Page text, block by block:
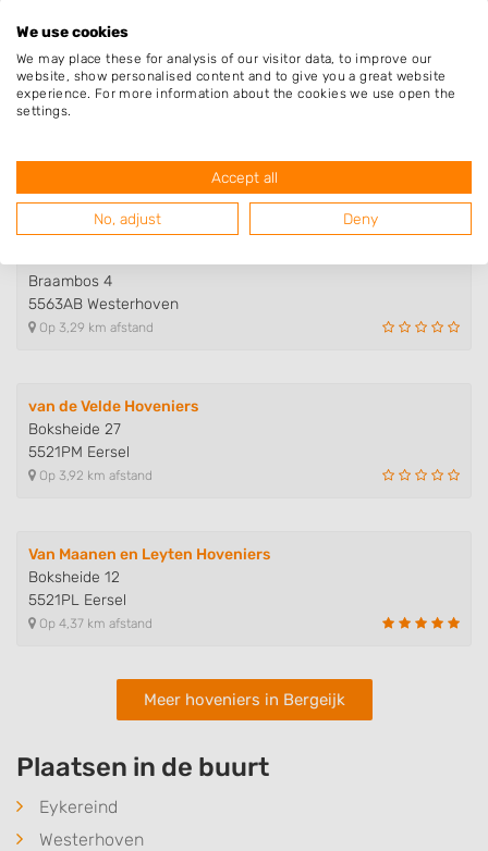
Op 2,23 km afstand
Ketelaars Garden&More
Braambos 4
5563AB Westerhoven
Op 3,29 km afstand
van de Velde Hoveniers
Boksheide 27
5521PM Eersel
Op 3,92 km afstand
Van Maanen en Leyten Hoveniers
Boksheide 12
5521PL Eersel
Op 4,37 km afstand
Meer hoveniers in Bergeijk
Plaatsen in de buurt
Eykereind
Westerhoven
We use cookies
We may place these for analysis of our visitor data, to improve our
website, show personalised content and to give you a great website
experience. For more information about the cookies we use open the
settings.
Accept all
No, adjust Deny